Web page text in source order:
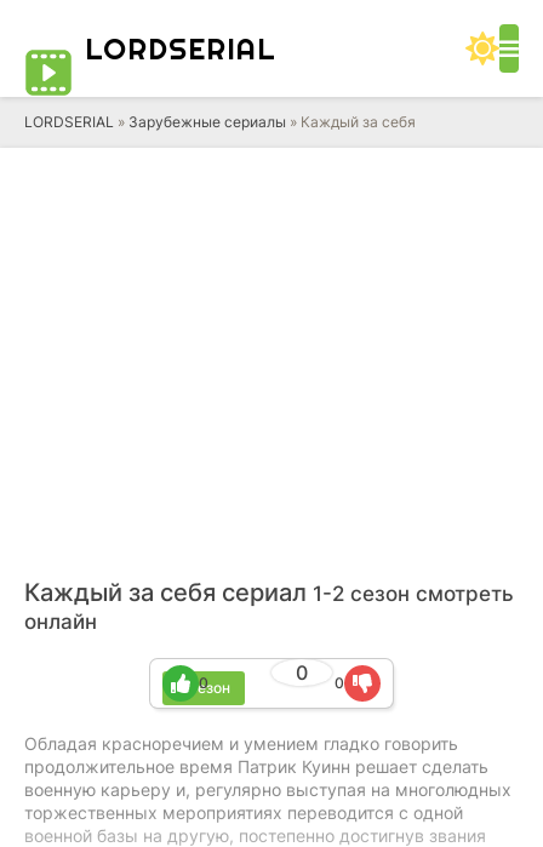
LORDSERIAL
LORDSERIAL » Зарубежные сериалы » Каждый за себя
Каждый за себя сериал 1-2 сезон смотреть
онлайн
2 сезон
0
0 0
Обладая красноречием и умением гладко говорить
продолжительное время Патрик Куинн решает сделать
военную карьеру и, регулярно выступая на многолюдных
торжественных мероприятиях переводится с одной
военной базы на другую, постепенно достигнув звания